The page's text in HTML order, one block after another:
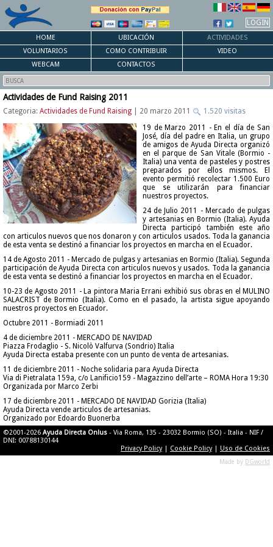
LOGIN
HOME UBICACIÓN
ACTIVIDADES
VOLUNTARIOS
COMO CONTRIBUIR
VIDEO
WEBCAM
CONTACTOS
Actividades de Fund Raising 2011
Categoria: Actividades de Fund Raising | 20 marzo 2011
1.520 visitas
19 de Marzo 2011 - En el día de San
José, día del padre en Italia, un grupo
de amigos de Ayuda Directa organizó
en el parque de San Vitale (Bormio -
Italia) una venta de pasteles y postres
preparados por ellos mismos. El
evento permitió recolectar 1.500 Euro
que se utilizarán para financiar
nuestros proyectos.
24 de Julio 2011 - Mercado de pulgas
y artesanias en Bormio (Italia). Ayuda
Directa participó también este año
con articulos nuevos que nos donaron y con articulos usados. Toda la ganancia
de esta venta se destinó a financiar los proyectos en marcha en el Ecuador.
14 de Agosto 2011 - Mercado de pulgas y artesanias en Bormio (Italia). Segunda
participación de Ayuda Directa con articulos nuevos y usados. Toda la ganancia
de esta venta se destinó a financiar los proyectos en marcha en el Ecuador.
10-23 de Agosto 2011 - La pintora Maria Errani exhibió sus obras en el MULINO
SALACRIST de Bormio (Italia). Como en el pasado, la artista sigue apoyando
nuestros proyectos en Ecuador.
Octubre 2011 - Bormiadi 2011
4 de diciembre 2011 - MERCADO DE NAVIDAD
Piazza Frodaglio - S. Nicolò Valfurva (Sondrio) Italia
Ayuda Directa estaba presente con un punto de venta de artesanias.
11 de diciembre 2011 - Noche solidaria para Ayuda Directa
Via di Pietralata 159a, c/o Lanificio159 - Magazzino dell’arte – ROMA Hora 19:30
Organizada por Marco Zerbi
17 de diciembre 2011 - MERCADO DE NAVIDAD Gorizia (Italia)
Ayuda Directa vende articulos de artesanias.
Organizado por Edoardo Buonerba
©2001-2026 Ayuda Directa Onlus - Via Roma, 135 - 23032 Bormio (SO) - Italia - NIF /
DNI: 00788130144
Privacy Policy| Cookie Policy| Uso de Cookies
Made by DGworld